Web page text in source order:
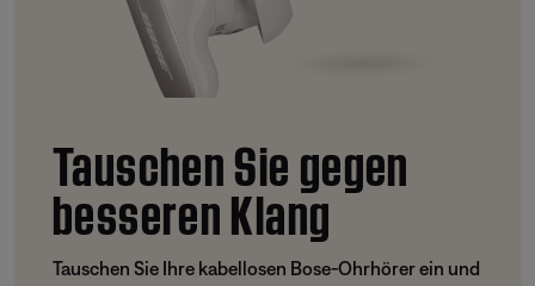
Tauschen Sie gegen
besseren Klang
Tauschen Sie Ihre kabellosen Bose-Ohrhörer ein und